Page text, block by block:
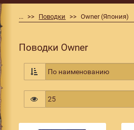
... Поводки Owner (Япония)
Поводки Owner